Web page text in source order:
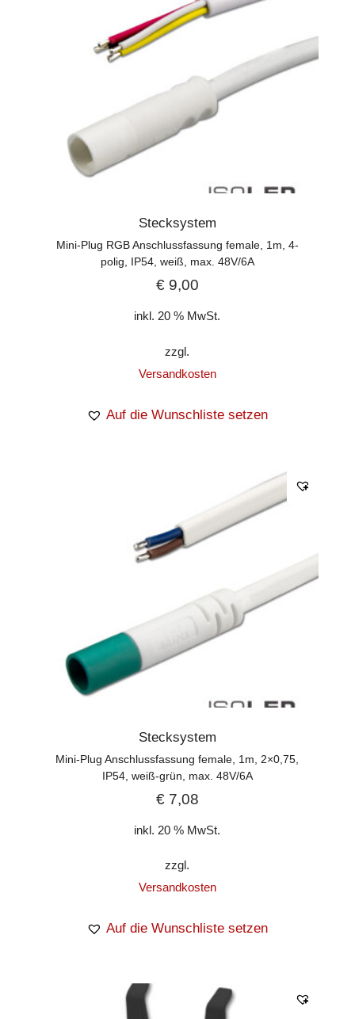
Stecksystem
Mini-Plug RGB Anschlussfassung female, 1m, 4-
polig, IP54, weiß, max. 48V/6A
€9,00
inkl. 20 % MwSt.
zzgl.
Versandkosten
Auf die Wunschliste setzen
Stecksystem
Mini-Plug Anschlussfassung female, 1m, 2×0,75,
IP54, weiß-grün, max. 48V/6A
€7,08
inkl. 20 % MwSt.
zzgl.
Versandkosten
Auf die Wunschliste setzen